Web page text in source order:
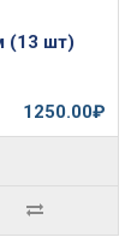
(13 шт)
1250.00₽